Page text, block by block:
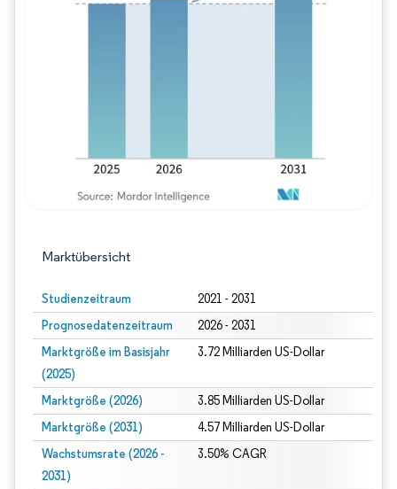
Marktübersicht
Studienzeitraum 2021 - 2031
Prognosedatenzeitraum 2026 - 2031
Marktgröße im Basisjahr
(2025)
3.72 Milliarden US-Dollar
Marktgröße (2026) 3.85 Milliarden US-Dollar
Marktgröße (2031) 4.57 Milliarden US-Dollar
Wachstumsrate (2026 -
2031)
3.50% CAGR